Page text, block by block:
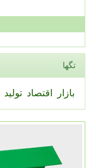
تگها
بازار اقتصاد تولید